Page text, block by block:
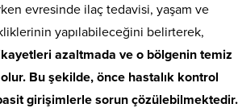
evresinde ilaç tedavisi, yaşam ve
yapılabileceğini belirterek,
azaltmada ve o bölgenin temiz
olur. Bu şekilde, önce hastalık kontrol
girişimlerle sorun çözülebilmektedir.